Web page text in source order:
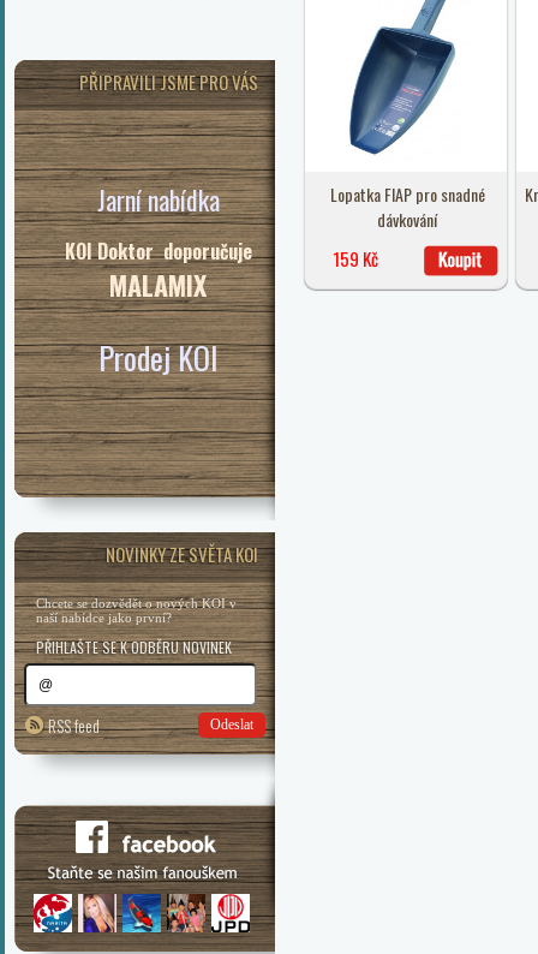
PŘIPRAVILI JSME PRO VÁS
Jarní nabídka
KOI Doktor doporučuje
MALAMIX
Prodej KOI
NOVINKY ZE SVĚTA KOI
Chcete se dozvědět o nových KOI v
naší nabídce jako první?
PŘIHLAŠTE SE K ODBĚRU NOVINEK
RSS feed Odeslat
Lopatka FIAP pro snadné
dávkování
159 Kč